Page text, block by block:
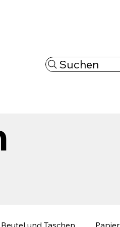
Suchen
Beutel und Taschen Papier